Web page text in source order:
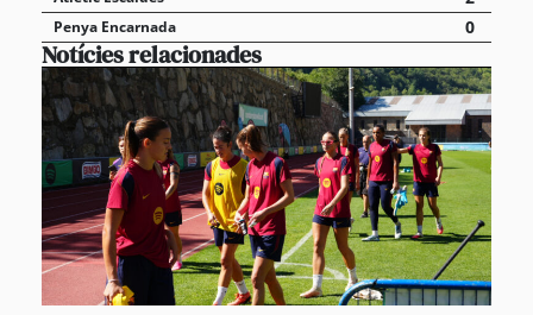
Penya Encarnada 0
Notícies relacionades